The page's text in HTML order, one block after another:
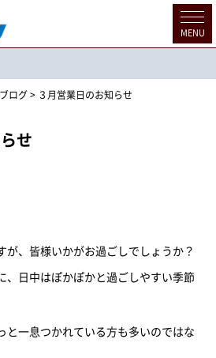
MENU
ブログ> ３月営業日のお知らせ
せ
が、皆様いかがお過ごしでしょうか？
、日中はぽかぽかと過ごしやすい季節
と一息つかれている方も多いのではな